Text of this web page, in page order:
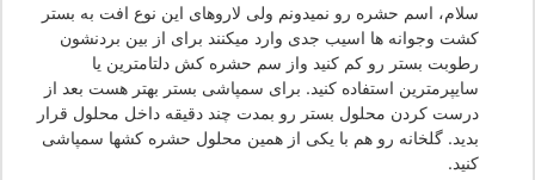
سلام، اسم حشره رو نمیدونم ولی لاروهای این نوع افت به بستر
کشت وجوانه ها اسیب جدی وارد میکنند برای از بین بردنشون
رطوبت بستر رو کم کنید واز سم حشره کش دلتامترین یا
سایپرمترین استفاده کنید. برای سمپاشی بستر بهتر هست بعد از
درست کردن محلول بستر رو بمدت چند دقیقه داخل محلول قرار
بدید. گلخانه رو هم با یکی از همین محلول حشره کشها سمپاشی